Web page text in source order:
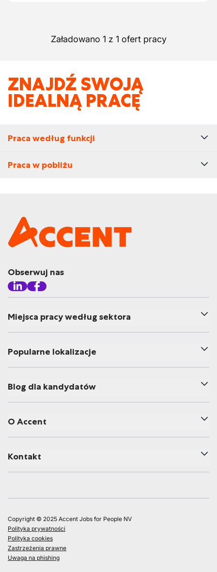
Załadowano 1 z 1 ofert pracy
ZNAJDŹ SWOJĄ
IDEALNĄ PRACĘ
Praca według funkcji
Praca w pobliżu
Obserwuj nas
Miejsca pracy według sektora
Popularne lokalizacje
Blog dla kandydatów
O Accent
Kontakt
Copyright © 2025 Accent Jobs for People NV
Polityka prywatności
Polityka cookies
Zastrzeżenia prawne
Uwaga na phishing